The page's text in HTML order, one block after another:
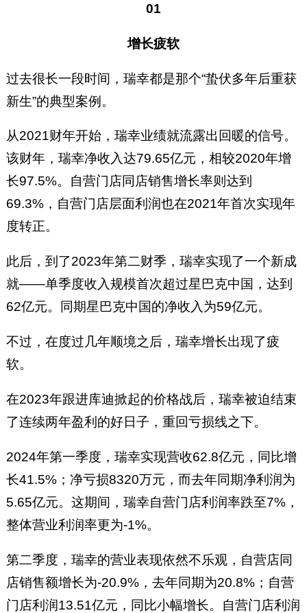
01
增长疲软
过去很长一段时间，瑞幸都是那个“蛰伏多年后重获
新生”的典型案例。
从2021财年开始，瑞幸业绩就流露出回暖的信号。
该财年，瑞幸净收入达79.65亿元，相较2020年增
长97.5%。自营门店同店销售增长率则达到
69.3%，自营门店层面利润也在2021年首次实现年
度转正。
此后，到了2023年第二财季，瑞幸实现了一个新成
就——单季度收入规模首次超过星巴克中国，达到
62亿元。同期星巴克中国的净收入为59亿元。
不过，在度过几年顺境之后，瑞幸增长出现了疲
软。
在2023年跟进库迪掀起的价格战后，瑞幸被迫结束
了连续两年盈利的好日子，重回亏损线之下。
2024年第一季度，瑞幸实现营收62.8亿元，同比增
长41.5%；净亏损8320万元，而去年同期净利润为
5.65亿元。这期间，瑞幸自营门店利润率跌至7%，
整体营业利润率更为-1%。
第二季度，瑞幸的营业表现依然不乐观，自营店同
店销售额增长为-20.9%，去年同期为20.8%；自营
门店利润13.51亿元，同比小幅增长。自营门店利润